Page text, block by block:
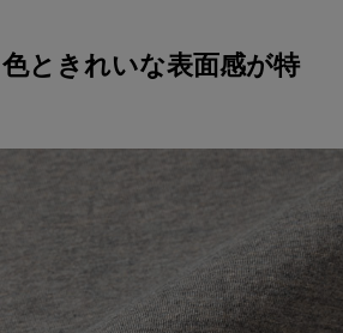
ときれいな表面感が特